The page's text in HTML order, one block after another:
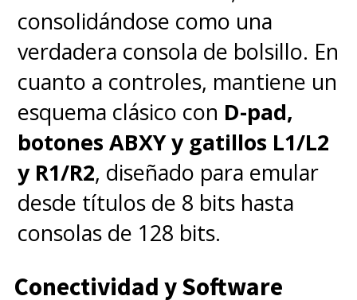
consolidándose como una
verdadera consola de bolsillo. En
cuanto a controles, mantiene un
esquema clásico con D-pad,
botones ABXY y gatillos L1/L2
y R1/R2, diseñado para emular
desde títulos de 8 bits hasta
consolas de 128 bits.
Conectividad y Software